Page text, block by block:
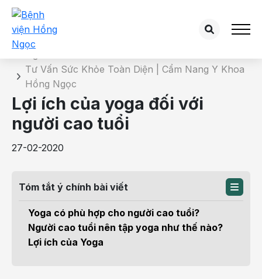
Chi tiết bài tư vấn
Tư Vấn Sức Khỏe Toàn Diện | Cẩm Nang Y Khoa
Hồng Ngọc
Lợi ích của yoga đối với
người cao tuổi
27-02-2020
Tóm tắt ý chính bài viết
Yoga có phù hợp cho người cao tuổi?
Người cao tuổi nên tập yoga như thế nào?
Lợi ích của Yoga